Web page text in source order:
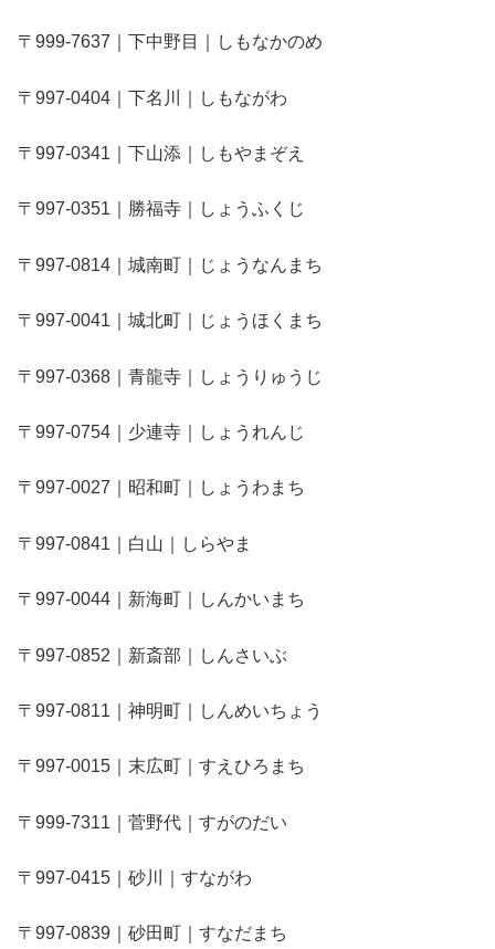
〒999-7637｜下中野目｜しもなかのめ
〒997-0404｜下名川｜しもながわ
〒997-0341｜下山添｜しもやまぞえ
〒997-0351｜勝福寺｜しょうふくじ
〒997-0814｜城南町｜じょうなんまち
〒997-0041｜城北町｜じょうほくまち
〒997-0368｜青龍寺｜しょうりゅうじ
〒997-0754｜少連寺｜しょうれんじ
〒997-0027｜昭和町｜しょうわまち
〒997-0841｜白山｜しらやま
〒997-0044｜新海町｜しんかいまち
〒997-0852｜新斎部｜しんさいぶ
〒997-0811｜神明町｜しんめいちょう
〒997-0015｜末広町｜すえひろまち
〒999-7311｜菅野代｜すがのだい
〒997-0415｜砂川｜すながわ
〒997-0839｜砂田町｜すなだまち